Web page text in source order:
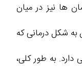
ها نیز در میان
شکل درمانی که
به طور کلی،